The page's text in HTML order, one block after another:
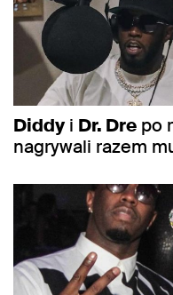
Diddy i Dr. Dre po
nagrywali razem